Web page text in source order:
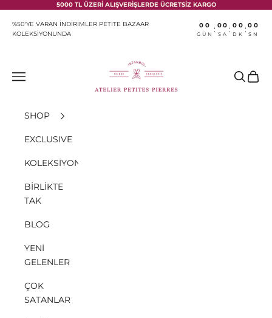
5000 TL ÜZERİ ALIŞVERİŞLERDE ÜCRETSİZ KARGO
%50'YE VARAN İNDİRİMLER PETITE BAZAAR
KOLEKSİYONUNDA
00
GÜN : 00
SA : 00
DK :00
SN
Atelier Petites Pierres
Menü
Ara Sepet
SHOP
EXCLUSIVE
KOLEKSİYONLAR
BİRLİKTE
TAK
BLOG
YENİ
GELENLER
ÇOK
SATANLAR